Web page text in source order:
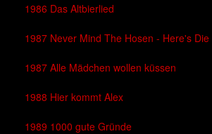
1986 Das Altbierlied
1987 Never Mind The Hosen - Here's
1987 Alle Mädchen wollen küssen
1988 Hier kommt Alex
1989 1000 gute Gründe